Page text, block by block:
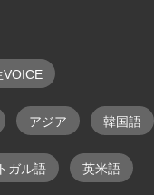
VOICE
アジア 韓国語
ガル語 英米語